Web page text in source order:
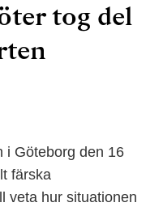
tog del
i Göteborg den 16
färska
veta hur situationen